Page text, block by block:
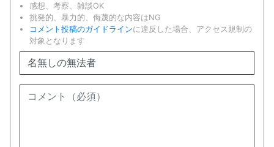
感想、考察、雑談OK
挑発的、暴力的、侮蔑的な内容はNG
コメント投稿のガイドラインに違反した場合、アクセス規制の
対象となります